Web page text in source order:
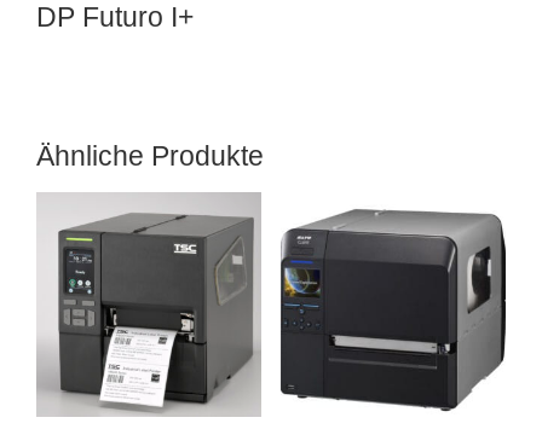
DP Futuro I+
Ähnliche Produkte